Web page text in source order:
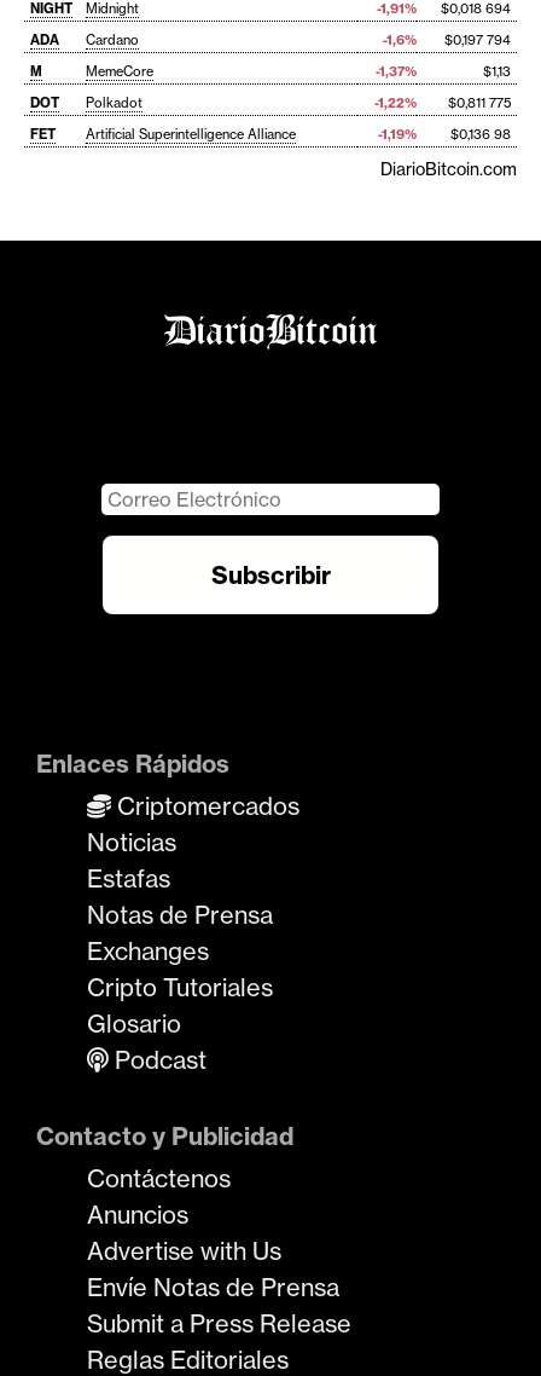
NIGHT Midnight -1,91%
$0,018 694
ADA
Cardano -1,6%
$0,197 794
M
MemeCore -1,37%
$1,13
DOT
Polkadot -1,22%
$0,811 775
FET
Artificial Superintelligence Alliance -1,19% $0,136 98
DiarioBitcoin.com
Enlaces Rápidos
Criptomercados
Noticias
Estafas
Notas de Prensa
Exchanges
Cripto Tutoriales
Glosario
Podcast
Contacto y Publicidad
Contáctenos
Anuncios
Advertise with Us
Envíe Notas de Prensa
Submit a Press Release
Reglas Editoriales